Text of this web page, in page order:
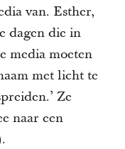
van. Esther,
dagen die in
media moeten
met licht te
Ze
naar een